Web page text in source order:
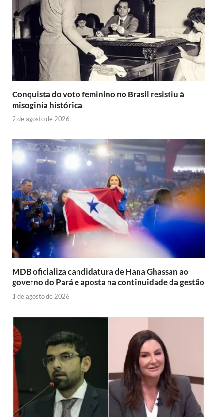
Conquista do voto feminino no Brasil resistiu à
misoginia histórica
2 de agosto de 2026
MDB oficializa candidatura de Hana Ghassan ao
governo do Pará e aposta na continuidade da gestão
1 de agosto de 2026